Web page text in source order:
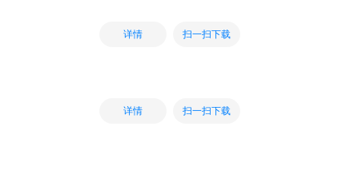
详情 扫一扫下载
详情 扫一扫下载